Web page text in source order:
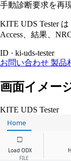
手動診断要求を再
KITE UDS Tester
Access、結果、
ID · ki-uds-tester
お問い合わせ 製品
画面イメー
KITE UDS Tester